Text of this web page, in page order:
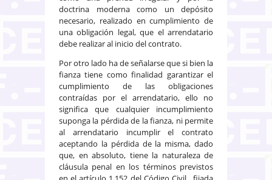
doctrina moderna como un depósito
necesario, realizado en cumplimiento de
una obligación legal, que el arrendatario
debe realizar al inicio del contrato.
Por otro lado ha de señalarse que si bien la
fianza tiene como finalidad garantizar el
cumplimiento de las obligaciones
contraídas por el arrendatario, ello no
significa que cualquier incumplimiento
suponga la pérdida de la fianza, ni permite
al arrendatario incumplir el contrato
aceptando la pérdida de la misma, dado
que, en absoluto, tiene la naturaleza de
cláusula penal en los términos previstos